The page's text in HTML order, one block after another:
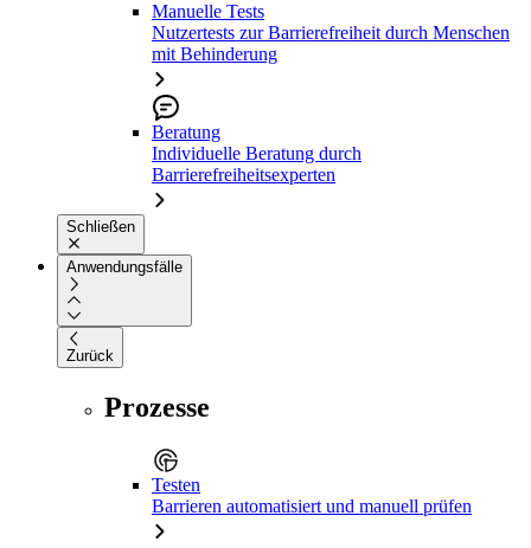
Manuelle Tests
Nutzertests zur Barrierefreiheit durch Menschen
mit Behinderung
Beratung
Individuelle Beratung durch
Barrierefreiheitsexperten
Schließen
Anwendungsfälle
Zurück
Prozesse
Testen
Barrieren automatisiert und manuell prüfen